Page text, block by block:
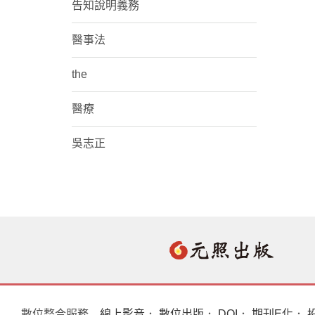
告知說明義務
醫事法
the
醫療
吳志正